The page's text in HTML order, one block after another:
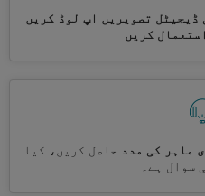
ڈیجیٹل تصویریں اپ لوڈ کریں
کریں
ماہر کی مدد حاصل کریں، کیا
سوال ہے۔